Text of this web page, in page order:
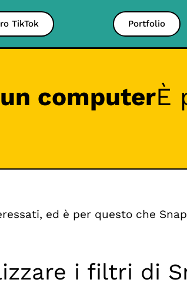
TikTok Portfolio
computerÈ
ed è per questo che
i filtri di